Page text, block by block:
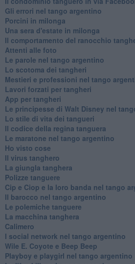
Gli errori nel tango argentino
Porcini in milonga
Una sera d'estate in milonga
Il comportamento del ranocchio
Attenti alle foto
Le parole nel tango argentino
Lo scotoma dei tangheri
Mestieri e professioni nel tango
Lavori forzati per tangheri
App per tangheri
Le principesse di Walt Disney nel
Lo stile di vita dei tangueri
Il codice della regina tanguera
Le maratone nel tango argentino
Ho visto cose
Il virus tanghero
La giungla tanghera
Polizze tanguere
Cip e Ciop e la loro banda nel tango
Il barocco nel tango argentino
Le polemiche tanguere
La macchina tanghera
Calimero
​I social network nel tango argentino
Wile E. Coyote e Beep Beep
Playboy e playgirl nel tango argentino